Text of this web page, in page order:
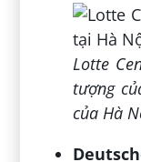
Lotte
tượng
của Hà